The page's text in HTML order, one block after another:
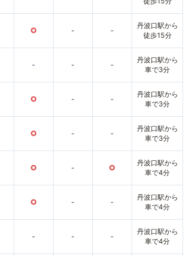
○ - -
丹波口駅から
徒歩15分
- - -
丹波口駅から
車で3分
○ - -
丹波口駅から
車で3分
○ - -
丹波口駅から
車で3分
○ - ○
丹波口駅から
車で4分
○ - -
丹波口駅から
車で4分
- - -
丹波口駅から
車で4分